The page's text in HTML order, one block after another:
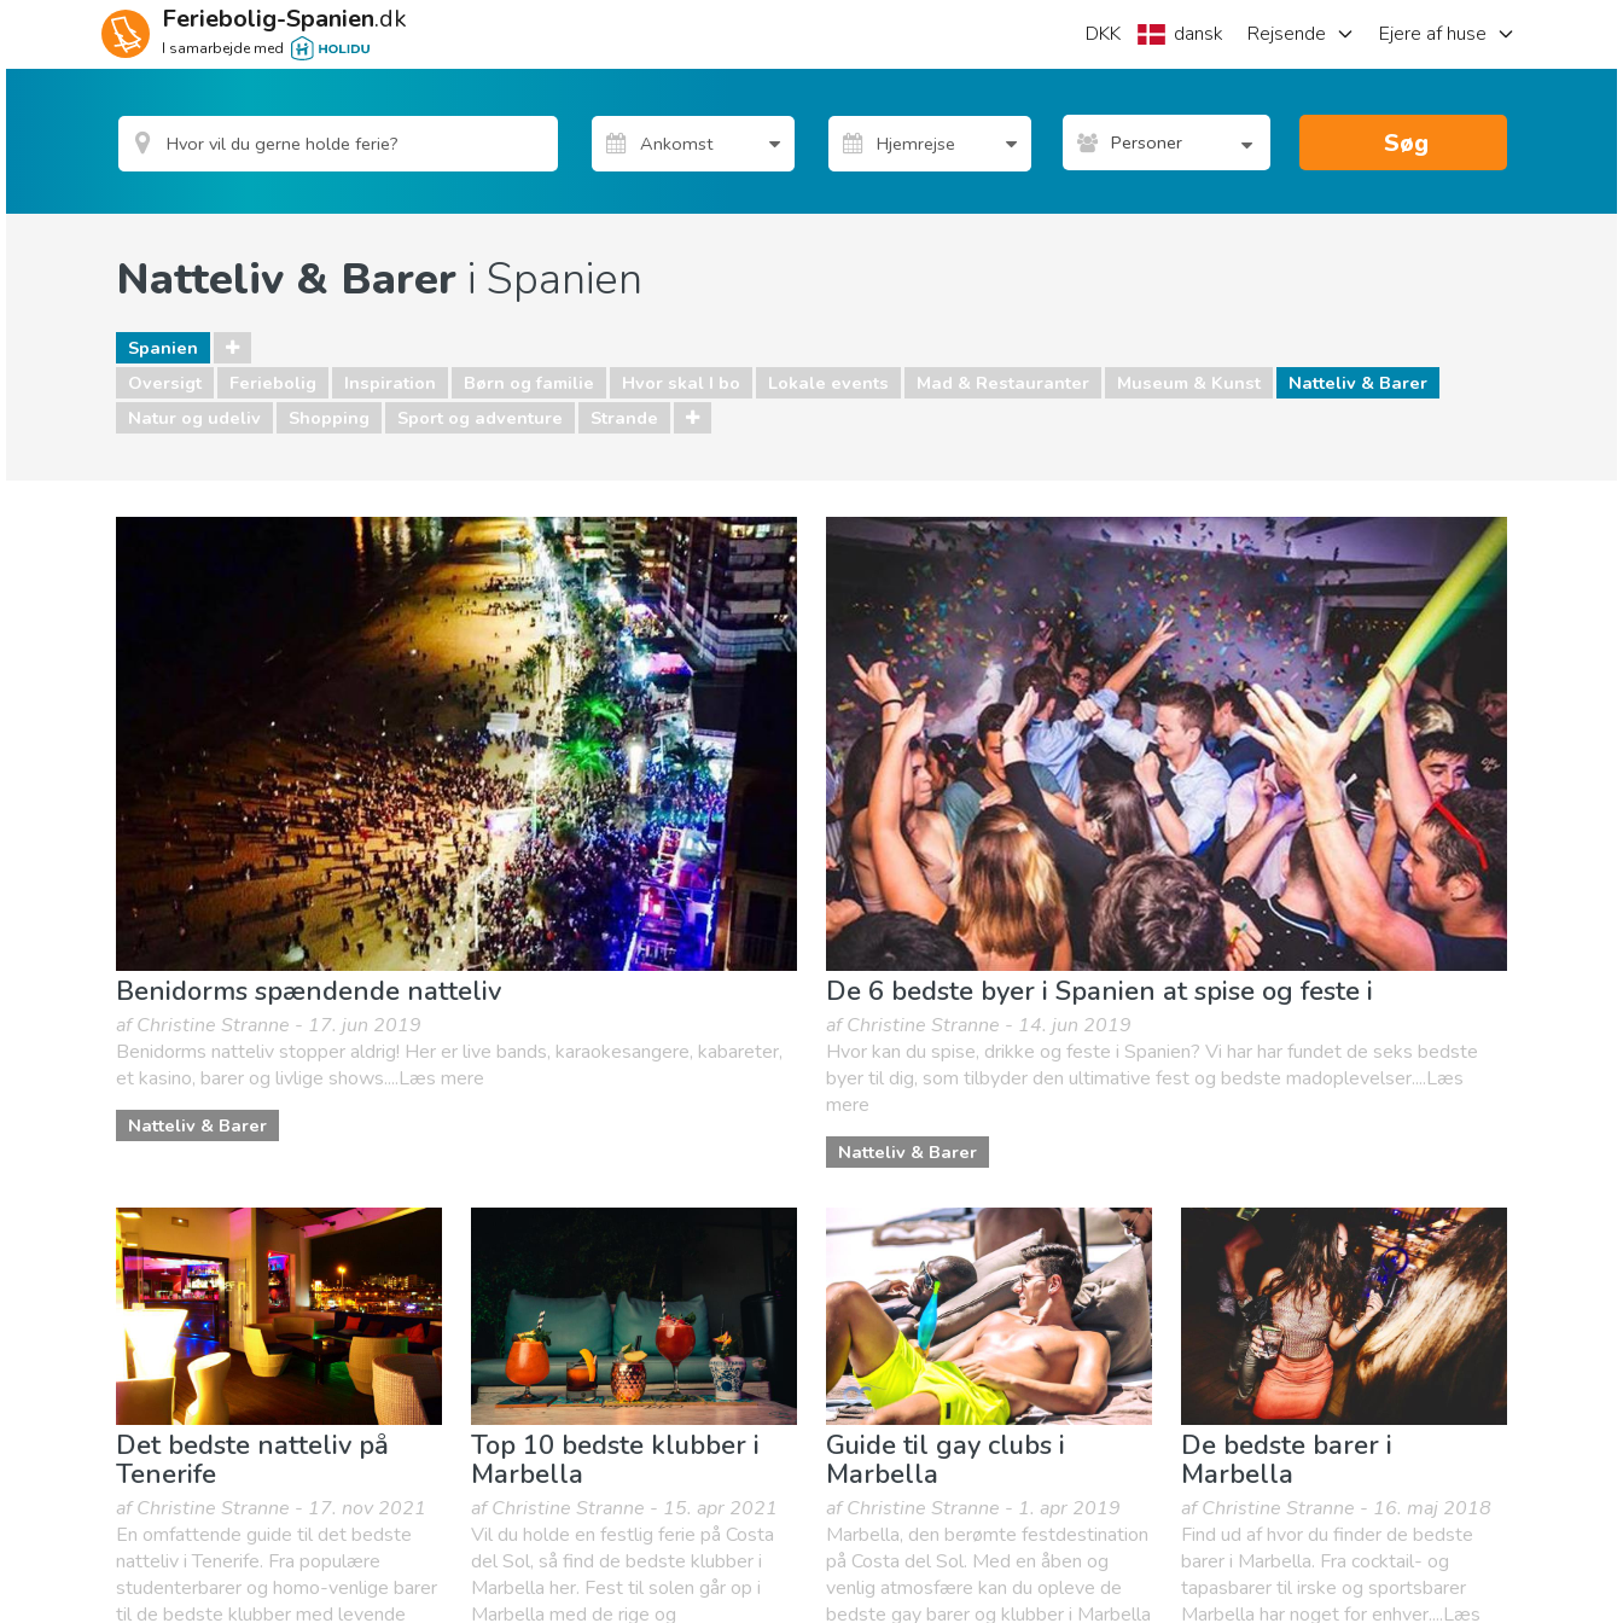
Feriebolig-Spanien.dk
I samarbejde med
DKK dansk Rejsende Ejere af huse
Personer Søg
Natteliv & Barer i Spanien
Spanien
Oversigt
Feriebolig Inspiration Børn og familie Hvor skal I bo Lokale events Mad & Restauranter Museum & Kunst
Natteliv & Barer
Natur og udeliv
Shopping Sport og adventure Strande
Hvor skal I bo Lokale events Mad & Restauranter Museum & Kunst Natteliv & Barer Natur og udeliv
Shopping
Strande
Benidorms spændende natteliv
af Christine Stranne - 17. jun 2019
Benidorms natteliv stopper aldrig! Her er live bands, karaokesangere, kabareter,
et kasino, barer og livlige shows....Læs mere
Natteliv & Barer
De 6 bedste byer i Spanien at spise og feste i
af Christine Stranne - 14. jun 2019
Hvor kan du spise, drikke og feste i Spanien? Vi har har fundet de seks bedste
byer til dig, som tilbyder den ultimative fest og bedste madoplevelser....Læs
mere
Natteliv & Barer
Det bedste natteliv på
Tenerife
af Christine Stranne - 17. nov 2021
En omfattende guide til det bedste
natteliv i Tenerife. Fra populære
studenterbarer og homo-venlige barer
til de bedste klubber med levende
Top 10 bedste klubber i
Marbella
af Christine Stranne - 15. apr 2021
Vil du holde en festlig ferie på Costa
del Sol, så find de bedste klubber i
Marbella her. Fest til solen går op i
Marbella med de rige og
Guide til gay clubs i
Marbella
af Christine Stranne - 1. apr 2019
Marbella, den berømte festdestination
på Costa del Sol. Med en åben og
venlig atmosfære kan du opleve de
bedste gay barer og klubber i Marbella
De bedste barer i
Marbella
af Christine Stranne - 16. maj 2018
Find ud af hvor du finder de bedste
barer i Marbella. Fra cocktail- og
tapasbarer til irske og sportsbarer
Marbella har noget for enhver....Læs